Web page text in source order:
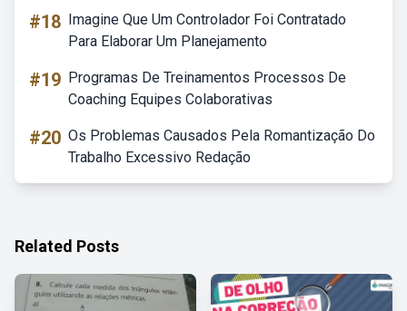
#18 Imagine Que Um Controlador Foi Contratado
Para Elaborar Um Planejamento
#19 Programas De Treinamentos Processos De
Coaching Equipes Colaborativas
#20 Os Problemas Causados Pela Romantização Do
Trabalho Excessivo Redação
Related Posts